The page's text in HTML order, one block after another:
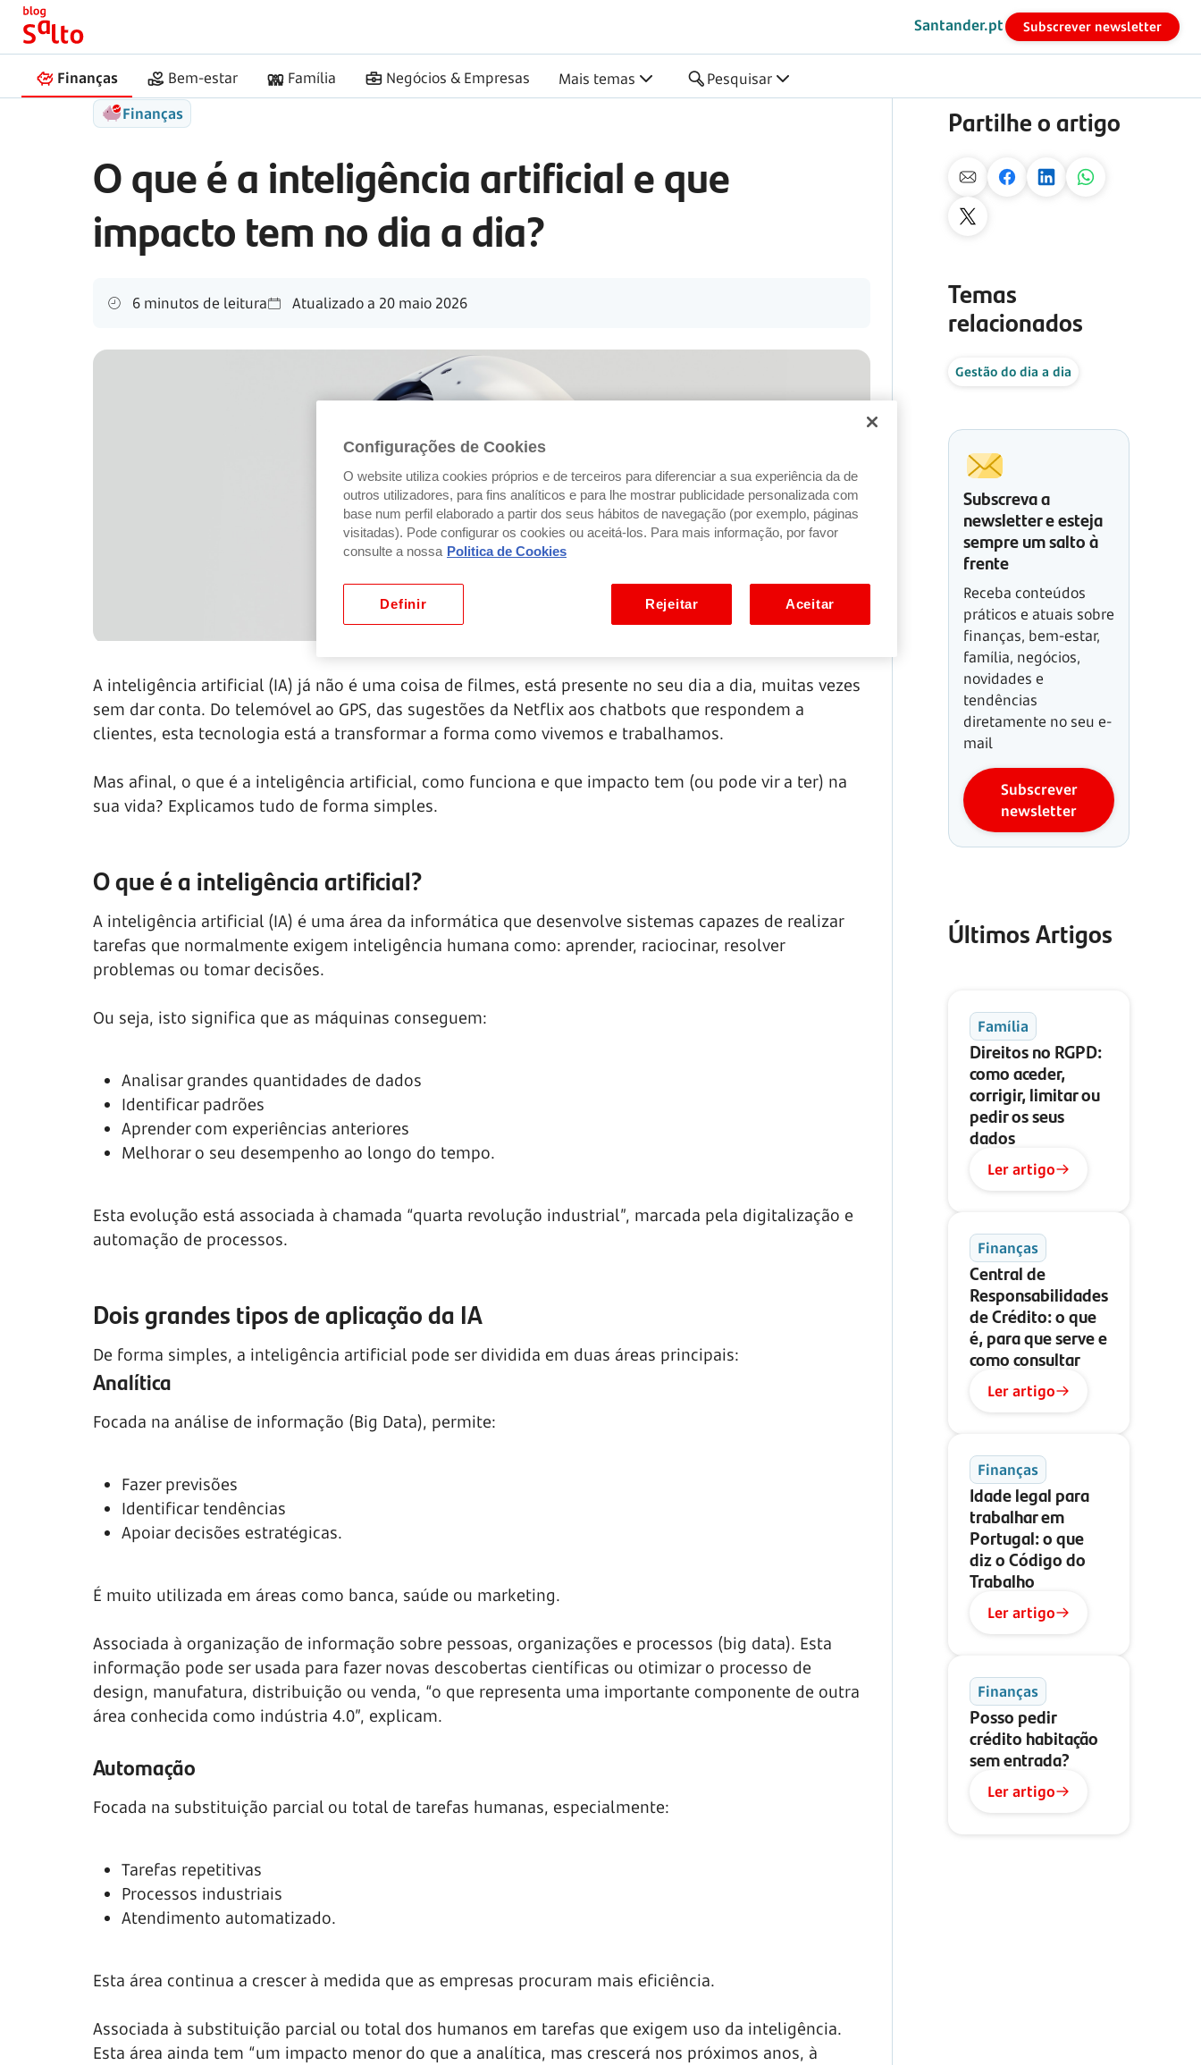
Santander.pt Subscrever newsletter
Finanças Bem-estar Família Negócios & Empresas Mais temas Pesquisar
Início
Finanças
O que é a inteligência artificial e que
impacto tem no dia a dia?
6 minutos de leitura Atualizado a 20 maio 2026
A inteligência artificial (IA) já não é uma coisa de filmes, está presente no seu dia a dia, muitas vezes
sem dar conta. Do telemóvel ao GPS, das sugestões da Netflix aos chatbots que respondem a
clientes, esta tecnologia está a transformar a forma como vivemos e trabalhamos.
Mas afinal, o que é a inteligência artificial, como funciona e que impacto tem (ou pode vir a ter) na
sua vida? Explicamos tudo de forma simples.
O que é a inteligência artificial?
A inteligência artificial (IA) é uma área da informática que desenvolve sistemas capazes de realizar
tarefas que normalmente exigem inteligência humana como: aprender, raciocinar, resolver
problemas ou tomar decisões.
Ou seja, isto significa que as máquinas conseguem:
Analisar grandes quantidades de dados
Identificar padrões
Aprender com experiências anteriores
Melhorar o seu desempenho ao longo do tempo.
Esta evolução está associada à chamada “quarta revolução industrial”, marcada pela digitalização e
automação de processos.
Dois grandes tipos de aplicação da IA
De forma simples, a inteligência artificial pode ser dividida em duas áreas principais:
Analítica
Focada na análise de informação (Big Data), permite:
Fazer previsões
Identificar tendências
Apoiar decisões estratégicas.
É muito utilizada em áreas como banca, saúde ou marketing.
Associada à organização de informação sobre pessoas, organizações e processos (big data). Esta
informação pode ser usada para fazer novas descobertas científicas ou otimizar o processo de
design, manufatura, distribuição ou venda, “o que representa uma importante componente de outra
área conhecida como indústria 4.0”, explicam.
Automação
Focada na substituição parcial ou total de tarefas humanas, especialmente:
Tarefas repetitivas
Processos industriais
Atendimento automatizado.
Esta área continua a crescer à medida que as empresas procuram mais eficiência.
Associada à substituição parcial ou total dos humanos em tarefas que exigem uso da inteligência.
Esta área ainda tem “um impacto menor do que a analítica, mas crescerá nos próximos anos, à
Partilhe o artigo
Temas
relacionados
Gestão do dia a dia
Subscreva a
newsletter e esteja
sempre um salto à
frente
Receba conteúdos
práticos e atuais sobre
finanças, bem-estar,
família, negócios,
novidades e
tendências
diretamente no seu e-
mail
Subscrever
newsletter
Últimos Artigos
Família
Direitos no RGPD:
como aceder,
corrigir, limitar ou
pedir os seus
dados
Ler artigo
Finanças
Central de
Responsabilidades
de Crédito: o que
é, para que serve e
como consultar
Ler artigo
Finanças
Idade legal para
trabalhar em
Portugal: o que
diz o Código do
Trabalho
Ler artigo
Finanças
Posso pedir
crédito habitação
sem entrada?
Ler artigo
Configurações de Cookies
O website utiliza cookies próprios e de terceiros para diferenciar a sua experiência da de
outros utilizadores, para fins analíticos e para lhe mostrar publicidade personalizada com
base num perfil elaborado a partir dos seus hábitos de navegação (por exemplo, páginas
visitadas). Pode configurar os cookies ou aceitá-los. Para mais informação, por favor
consulte a nossa Politica de Cookies
Definir Rejeitar Aceitar